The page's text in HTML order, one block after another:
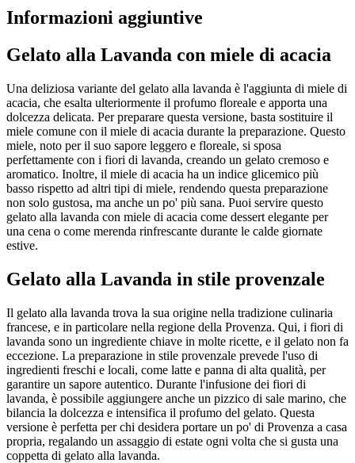
Informazioni aggiuntive
Gelato alla Lavanda con miele di acacia
Una deliziosa variante del gelato alla lavanda è l'aggiunta di miele di
acacia, che esalta ulteriormente il profumo floreale e apporta una
dolcezza delicata. Per preparare questa versione, basta sostituire il
miele comune con il miele di acacia durante la preparazione. Questo
miele, noto per il suo sapore leggero e floreale, si sposa
perfettamente con i fiori di lavanda, creando un gelato cremoso e
aromatico. Inoltre, il miele di acacia ha un indice glicemico più
basso rispetto ad altri tipi di miele, rendendo questa preparazione
non solo gustosa, ma anche un po' più sana. Puoi servire questo
gelato alla lavanda con miele di acacia come dessert elegante per
una cena o come merenda rinfrescante durante le calde giornate
estive.
Gelato alla Lavanda in stile provenzale
Il gelato alla lavanda trova la sua origine nella tradizione culinaria
francese, e in particolare nella regione della Provenza. Qui, i fiori di
lavanda sono un ingrediente chiave in molte ricette, e il gelato non fa
eccezione. La preparazione in stile provenzale prevede l'uso di
ingredienti freschi e locali, come latte e panna di alta qualità, per
garantire un sapore autentico. Durante l'infusione dei fiori di
lavanda, è possibile aggiungere anche un pizzico di sale marino, che
bilancia la dolcezza e intensifica il profumo del gelato. Questa
versione è perfetta per chi desidera portare un po' di Provenza a casa
propria, regalando un assaggio di estate ogni volta che si gusta una
coppetta di gelato alla lavanda.